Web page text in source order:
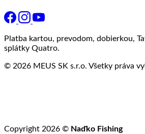
Platba kartou, prevodom, dobierkou,
splátky Quatro.
© 2026 MEUS SK s.r.o. Všetky práva
Copyright 2026 © Naďko Fishing